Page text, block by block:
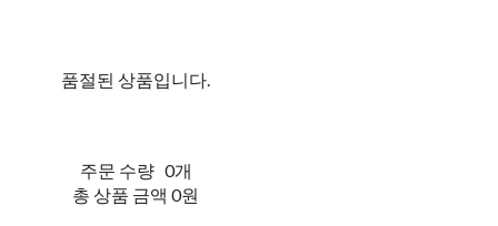
품절된 상품입니다.
주문 수량 0개
총 상품 금액 0원